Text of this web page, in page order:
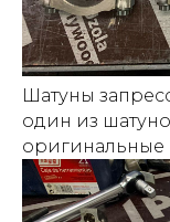
Шатуны
один из